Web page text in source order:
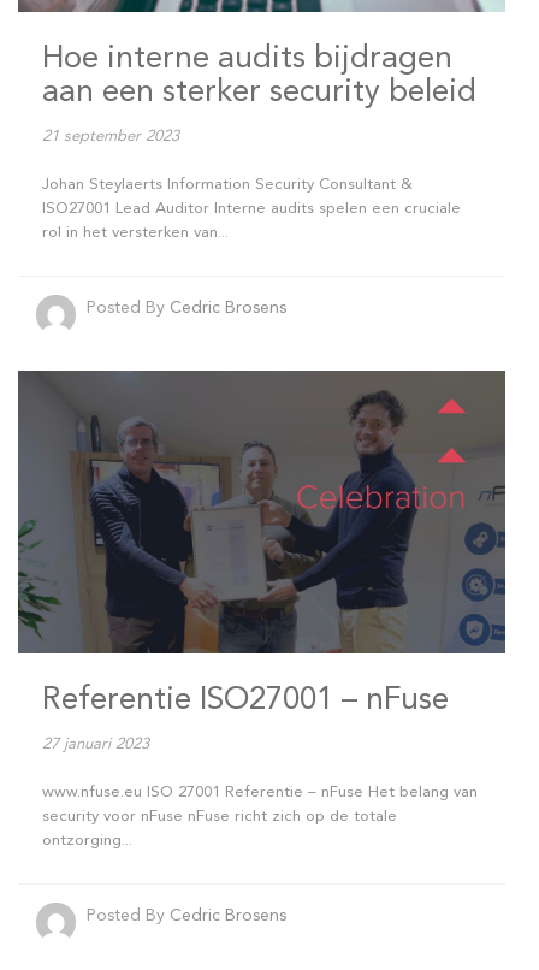
Hoe interne audits bijdragen
aan een sterker security beleid
21 september 2023
Johan Steylaerts Information Security Consultant &
ISO27001 Lead Auditor Interne audits spelen een cruciale
rol in het versterken van...
Posted By Cedric Brosens
Referentie ISO27001 – nFuse
27 januari 2023
www.nfuse.eu ISO 27001 Referentie – nFuse Het belang van
security voor nFuse nFuse richt zich op de totale
ontzorging...
Posted By Cedric Brosens